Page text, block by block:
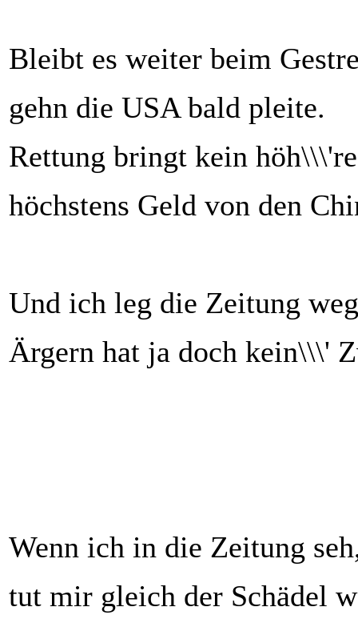
Bleibt es weiter beim
gehn die USA bald pleite.
Rettung bringt kein
höchstens Geld von den
Und ich leg die Zeitung
Ärgern hat ja doch kein\\\'
Wenn ich in die Zeitung
tut mir gleich der Schädel